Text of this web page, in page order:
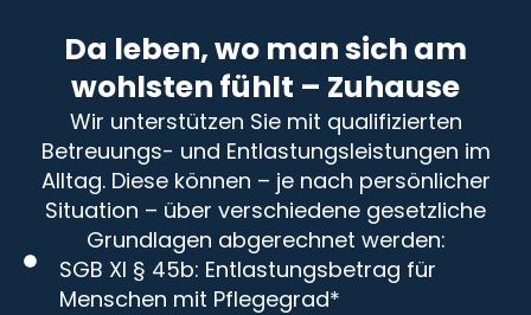
Da leben, wo man sich am
wohlsten fühlt – Zuhause
Wir unterstützen Sie mit qualifizierten
Betreuungs- und Entlastungsleistungen im
Alltag. Diese können – je nach persönlicher
Situation – über verschiedene gesetzliche
Grundlagen abgerechnet werden:
SGB XI § 45b: Entlastungsbetrag für
Menschen mit Pflegegrad*